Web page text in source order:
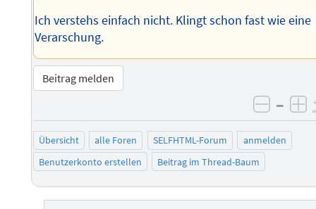
Ich verstehs einfach nicht. Klingt schon fast wie eine
Verarschung.
Beitrag melden
–
Übersicht alle Foren SELFHTML-Forum
anmelden
Benutzerkonto erstellen
Beitrag im Thread-Baum